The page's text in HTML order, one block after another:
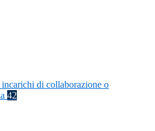
di collaborazione o
42